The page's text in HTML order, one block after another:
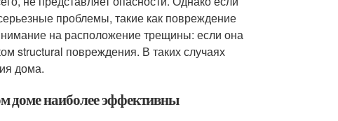
проблемы, такие как повреждение
на расположение трещины: если она
structural повреждения. В таких случаях
дома.
доме наиболее эффективны